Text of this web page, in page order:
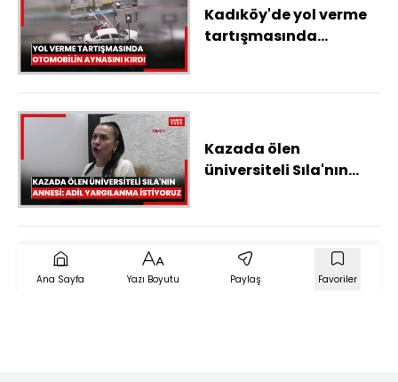
Kadıköy'de yol verme
tartışmasında
Kazada ölen
üniversiteli Sıla'nın
Ana Sayfa Yazı Boyutu Paylaş Favoriler